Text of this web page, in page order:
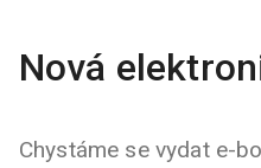
Nová
Chystáme se vydat e-